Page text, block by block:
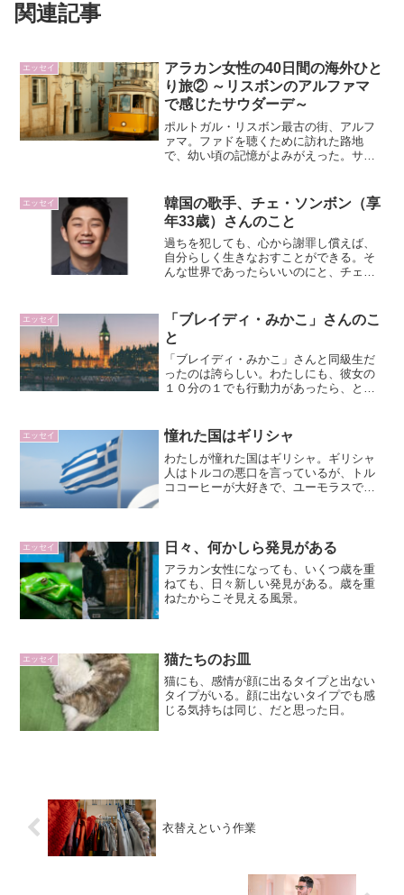
関連記事
エッセイ
アラカン女性の40日間の海外ひと
り旅② ～リスボンのアルファマ
で感じたサウダーデ～
ポルトガル・リスボン最古の街、アルフ
ァマ。ファドを聴くために訪れた路地
で、幼い頃の記憶がよみがえった。サウ
エッセイ
韓国の歌手、チェ・ソンボン（享
年33歳）さんのこと
過ちを犯しても、心から謝罪し償えば、
自分らしく生きなおすことができる。そ
んな世界であったらいいのにと、チェ・
エッセイ
「ブレイディ・みかこ」さんのこ
と
「ブレイディ・みかこ」さんと同級生だ
ったのは誇らしい。わたしにも、彼女の
１０分の１でも行動力があったら、と思
エッセイ 憧れた国はギリシャ
わたしが憧れた国はギリシャ。ギリシャ
人はトルコの悪口を言っているが、トル
ココーヒーが大好きで、ユーモラスで憎
エッセイ 日々、何かしら発見がある
アラカン女性になっても、いくつ歳を重
ねても、日々新しい発見がある。歳を重
ねたからこそ見える風景。
エッセイ 猫たちのお皿
猫にも、感情が顔に出るタイプと出ない
タイプがいる。顔に出ないタイプでも感
じる気持ちは同じ、だと思った日。
衣替えという作業